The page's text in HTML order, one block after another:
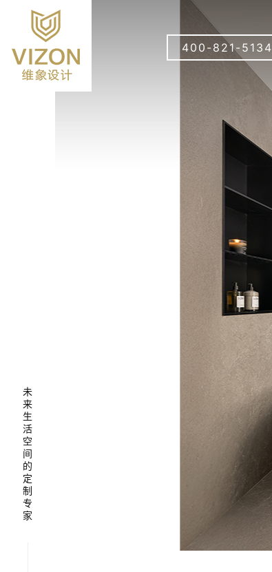
400-821-5134
未
来
生
活
空
间
的
定
制
专
家